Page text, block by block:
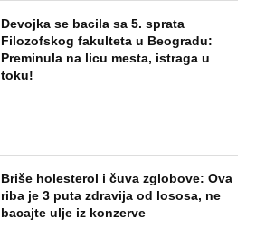
Devojka se bacila sa 5. sprata
Filozofskog fakulteta u Beogradu:
Preminula na licu mesta, istraga u
toku!
Briše holesterol i čuva zglobove: Ova
riba je 3 puta zdravija od lososa, ne
bacajte ulje iz konzerve